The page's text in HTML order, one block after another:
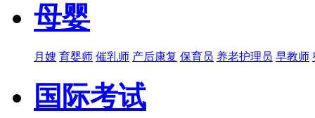
母婴
月嫂 育婴师 催乳师 产后康复 保育员 养老护理员 早教师
国际考试